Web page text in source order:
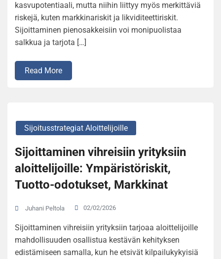
kasvupotentiaali, mutta niihin liittyy myös merkittäviä
riskejä, kuten markkinariskit ja likviditeettiriskit.
Sijoittaminen pienosakkeisiin voi monipuolistaa
salkkua ja tarjota […]
Read More
Sijoitusstrategiat Aloittelijoille
Sijoittaminen vihreisiin yrityksiin
aloittelijoille: Ympäristöriskit,
Tuotto-odotukset, Markkinat
Juhani Peltola 02/02/2026
Sijoittaminen vihreisiin yrityksiin tarjoaa aloittelijoille
mahdollisuuden osallistua kestävän kehityksen
edistämiseen samalla, kun he etsivät kilpailukykyisiä